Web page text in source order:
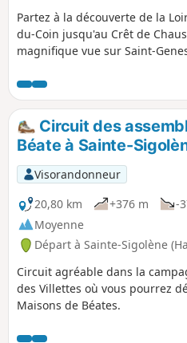
Partez à la découverte de la
du-Coin jusqu'au Crêt de
magnifique vue sur Saint-
Circuit des
Béate à Sainte-
Visorandonneur
20,80 km
+376 m -
Moyenne
Départ à Sainte-Sigolène
Circuit agréable dans la
des Villettes où vous pourrez
Maisons de Béates.